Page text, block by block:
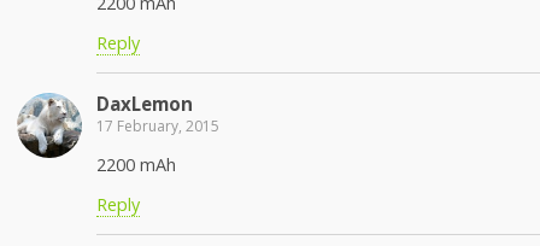
Reply
DaxLemon
17 February, 2015
2200 mAh
Reply